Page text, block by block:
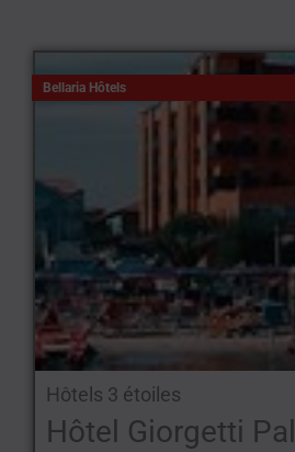
Bellaria Hôtels
Hôtels 3 étoiles
Hôtel Giorgetti